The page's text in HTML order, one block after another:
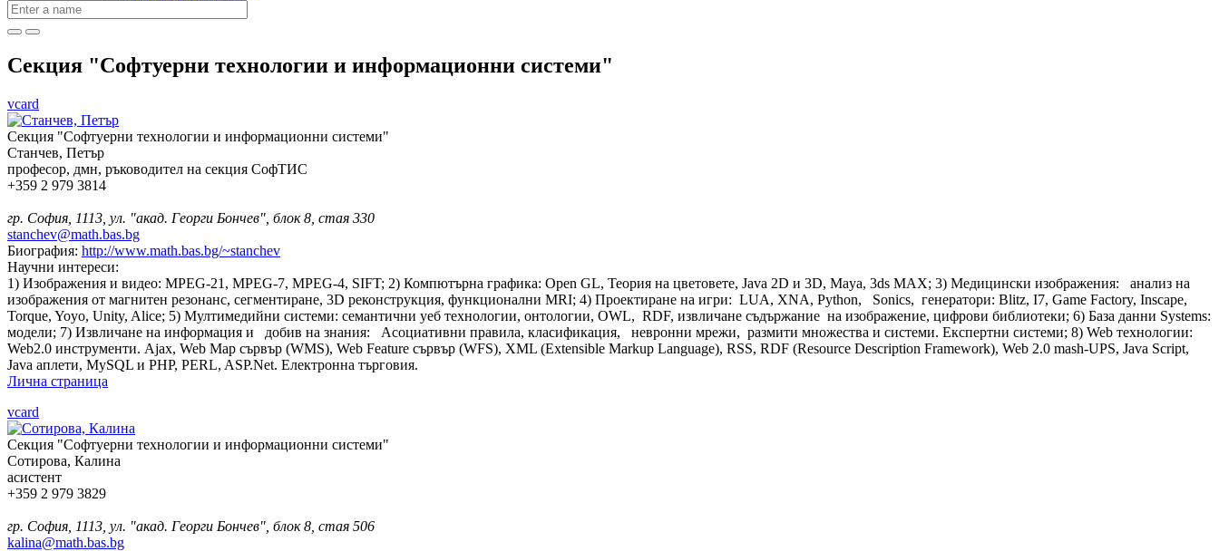
Секция "Софтуерни технологии и информационни системи"
vcard
Секция "Софтуерни технологии и информационни системи"
Станчев, Петър
професор, дмн, ръководител на секция СофТИС
+359 2 979 3814
гр. София, 1113, ул. "акад. Георги Бончев", блок 8, стая 330
stanchev@math.bas.bg
Биография: http://www.math.bas.bg/~stanchev
Научни интереси:
1) Изображения и видео: MPEG-21, MPEG-7, MPEG-4, SIFT; 2) Компютърна графика: Open GL, Теория на цветовете, Java 2D и 3D, Maya, 3ds MAX; 3) Медицински изображения: анализ на
изображения от магнитен резонанс, сегментиране, 3D реконструкция, функционални MRI; 4) Проектиране на игри: LUA, XNA, Python, Sonics, генератори: Blitz, I7, Game Factory, Inscape,
Torque, Yoyo, Unity, Alice; 5) Мултимедийни системи: семантични уеб технологии, онтологии, OWL, RDF, извличане съдържание на изображение, цифрови библиотеки; 6) База данни Systems:
модели; 7) Извличане на информация и добив на знания: Асоциативни правила, класификация, невронни мрежи, размити множества и системи. Експертни системи; 8) Web технологии:
Web2.0 инструменти. Ajax, Web Map сървър (WMS), Web Feature сървър (WFS), XML (Extensible Markup Language), RSS, RDF (Resource Description Framework), Web 2.0 mash-UPS, Java Script,
Java аплети, MySQL и PHP, PERL, ASP.Net. Електронна търговия.
Лична страница
vcard
Секция "Софтуерни технологии и информационни системи"
Сотирова, Калина
асистент
+359 2 979 3829
гр. София, 1113, ул. "акад. Георги Бончев", блок 8, стая 506
kalina@math.bas.bg